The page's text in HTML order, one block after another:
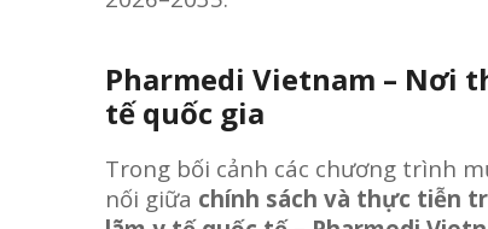
Pharmedi Vietnam – Nơi
tế quốc gia
Trong bối cảnh các chương trình
nối giữa chính sách và thực tiễn